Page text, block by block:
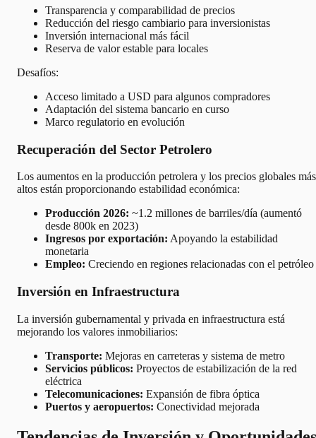
Transparencia y comparabilidad de precios
Reducción del riesgo cambiario para inversionistas
Inversión internacional más fácil
Reserva de valor estable para locales
Desafíos:
Acceso limitado a USD para algunos compradores
Adaptación del sistema bancario en curso
Marco regulatorio en evolución
Recuperación del Sector Petrolero
Los aumentos en la producción petrolera y los precios globales más
altos están proporcionando estabilidad económica:
Producción 2026: ~1.2 millones de barriles/día (aumentó
desde 800k en 2023)
Ingresos por exportación: Apoyando la estabilidad
monetaria
Empleo: Creciendo en regiones relacionadas con el petróleo
Inversión en Infraestructura
La inversión gubernamental y privada en infraestructura está
mejorando los valores inmobiliarios:
Transporte: Mejoras en carreteras y sistema de metro
Servicios públicos: Proyectos de estabilización de la red
eléctrica
Telecomunicaciones: Expansión de fibra óptica
Puertos y aeropuertos: Conectividad mejorada